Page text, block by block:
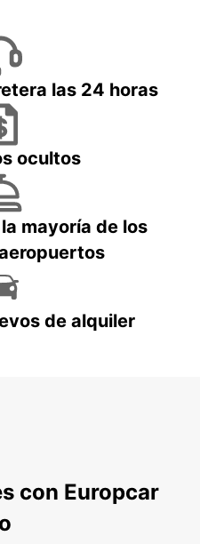
las 24 horas
ocultos
mayoría de los
de alquiler
con Europcar